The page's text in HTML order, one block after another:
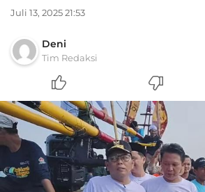
Juli 13, 2025 21:53
Deni
Tim Redaksi